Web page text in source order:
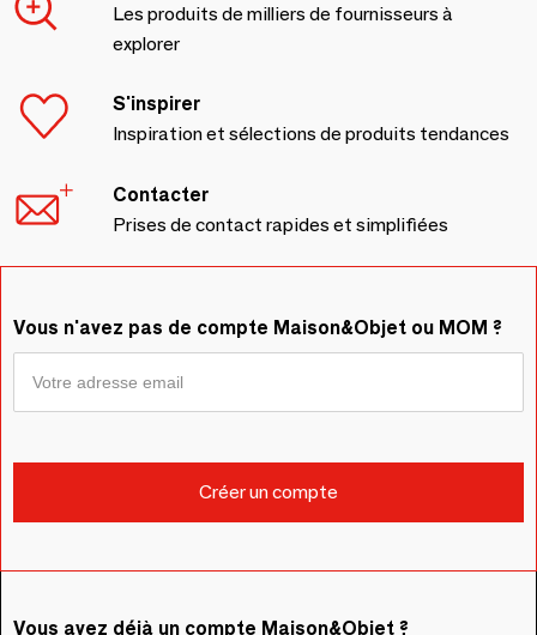
Les produits de milliers de fournisseurs à
explorer
S'inspirer
Inspiration et sélections de produits tendances
Contacter
Prises de contact rapides et simplifiées
Vous n'avez pas de compte Maison&Objet ou MOM ?
Vous avez déjà un compte Maison&Objet ?